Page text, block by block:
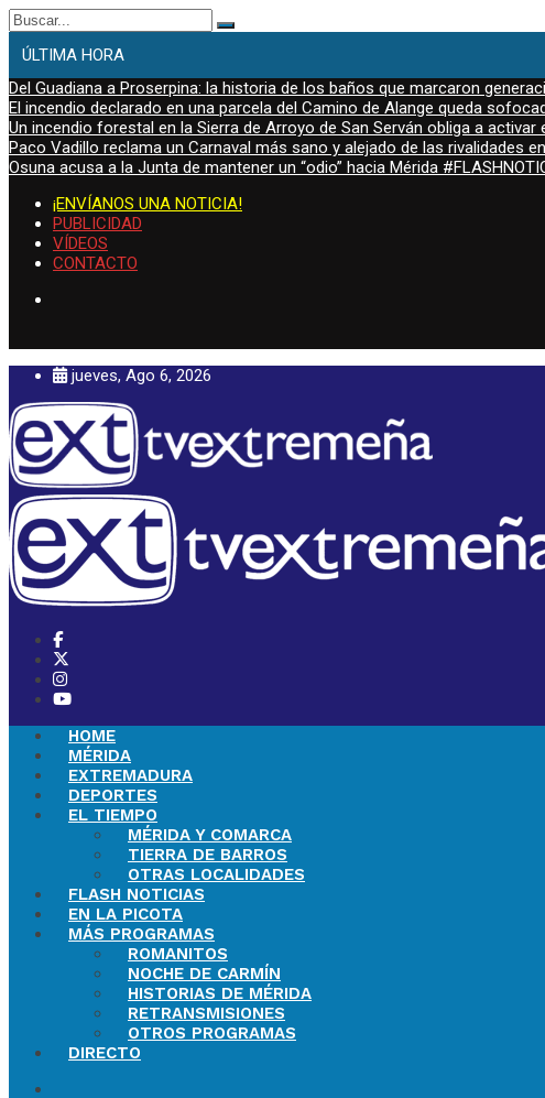
Buscar:
ÚLTIMA HORA
Del Guadiana a Proserpina: la historia de los baños que marcaron
El incendio declarado en una parcela del Camino de Alange queda
Un incendio forestal en la Sierra de Arroyo de San Serván obliga a activar
Paco Vadillo reclama un Carnaval más sano y alejado de las rivalidades
Osuna acusa a la Junta de mantener un “odio” hacia Mérida
¡ENVÍANOS UNA NOTICIA!
PUBLICIDAD
VÍDEOS
CONTACTO
jueves, Ago 6, 2026
HOME
MÉRIDA
EXTREMADURA
DEPORTES
EL TIEMPO
MÉRIDA Y COMARCA
TIERRA DE BARROS
OTRAS LOCALIDADES
FLASH NOTICIAS
EN LA PICOTA
MÁS PROGRAMAS
ROMANITOS
NOCHE DE CARMÍN
HISTORIAS DE MÉRIDA
RETRANSMISIONES
OTROS PROGRAMAS
DIRECTO